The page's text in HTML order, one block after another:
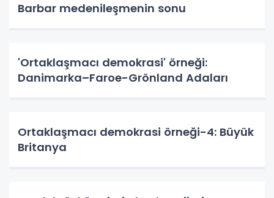
Barbar medenileşmenin sonu
'Ortaklaşmacı demokrasi' örneği:
Danimarka–Faroe-Grönland Adaları
Ortaklaşmacı demokrasi örneği-4: Büyük
Britanya